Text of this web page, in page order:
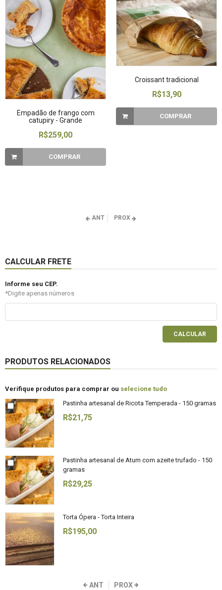
Empadão de frango com
catupiry - Grande
R$259,00
COMPRAR
Croissant tradicional
R$13,90
COMPRAR
ANT PROX
CALCULAR FRETE
Informe seu CEP.
*Digite apenas números
CALCULAR
PRODUTOS RELACIONADOS
Verifique produtos para comprar ou selecione tudo
Pastinha artesanal de Ricota Temperada - 150 gramas
R$21,75
Pastinha artesanal de Atum com azeite trufado - 150
gramas
R$29,25
Torta Ópera - Torta Inteira
R$195,00
ANT PROX